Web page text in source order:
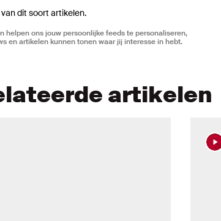
dit soort artikelen.
helpen ons jouw persoonlijke feeds te personaliseren,
en artikelen kunnen tonen waar jij interesse in hebt.
artikelen